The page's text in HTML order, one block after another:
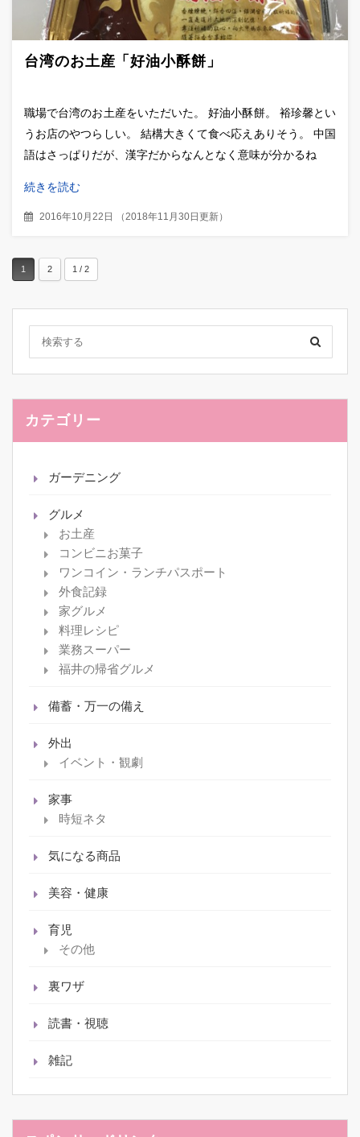
台湾のお土産「好油小酥餅」
職場で台湾のお土産をいただいた。 好油小酥餅。 裕珍馨とい
うお店のやつらしい。 結構大きくて食べ応えありそう。 中国
語はさっぱりだが、漢字だからなんとなく意味が分かるね
続きを読む
2016年10月22日 （2018年11月30日更新）
1 2 1 / 2
カテゴリー
ガーデニング
グルメ
お土産
コンビニお菓子
ワンコイン・ランチパスポート
外食記録
家グルメ
料理レシピ
業務スーパー
福井の帰省グルメ
備蓄・万一の備え
外出
イベント・観劇
家事
時短ネタ
気になる商品
美容・健康
育児
その他
裏ワザ
読書・視聴
雑記